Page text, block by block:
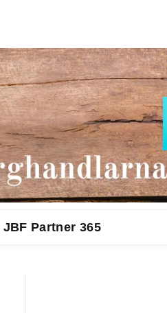
JBF Partner 365